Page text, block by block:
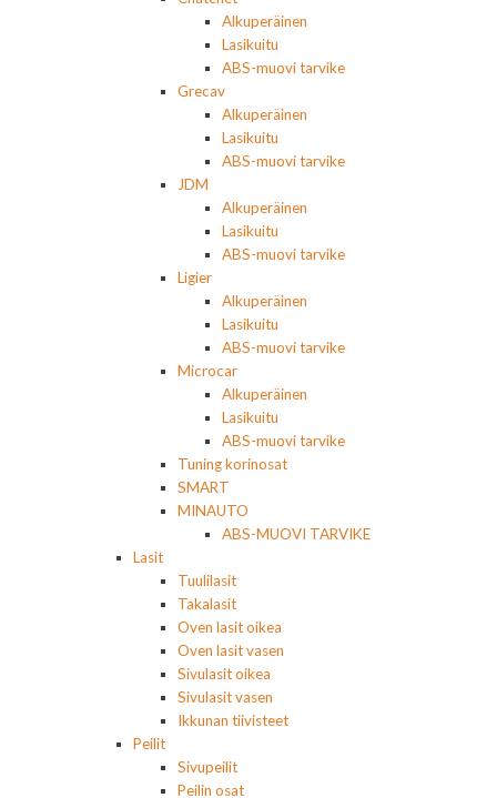
Alkuperäinen
Lasikuitu
ABS-muovi tarvike
Grecav
Alkuperäinen
Lasikuitu
ABS-muovi tarvike
JDM
Alkuperäinen
Lasikuitu
ABS-muovi tarvike
Ligier
Alkuperäinen
Lasikuitu
ABS-muovi tarvike
Microcar
Alkuperäinen
Lasikuitu
ABS-muovi tarvike
Tuning korinosat
SMART
MINAUTO
ABS-MUOVI TARVIKE
Lasit
Tuulilasit
Takalasit
Oven lasit oikea
Oven lasit vasen
Sivulasit oikea
Sivulasit vasen
Ikkunan tiivisteet
Peilit
Sivupeilit
Peilin osat